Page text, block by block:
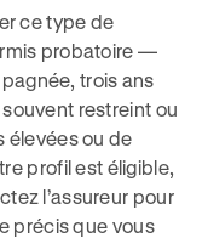
ce type de
probatoire —
trois ans
restreint ou
élevées ou de
profil est éligible,
l’assureur pour
précis que vous